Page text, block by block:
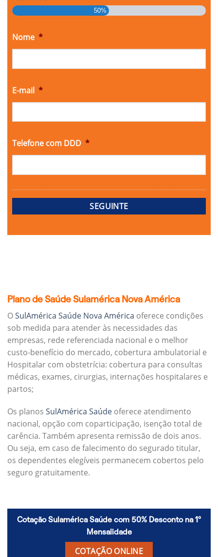
50%
Nome *
E-mail *
Telefone com DDD *
Plano de Saúde Sulamérica Nova América
OSulAmérica Saúde Nova América oferece condições
sob medida para atender às necessidades das
empresas, rede referenciada nacional e o melhor
custo-benefício do mercado, cobertura ambulatorial e
Hospitalar com obstetrícia: cobertura para consultas
médicas, exames, cirurgias, internações hospitalares e
partos;
Os planos SulAmérica Saúde oferece atendimento
nacional, opção com coparticipação, isenção total de
carência. Também apresenta remissão de dois anos.
Ou seja, em caso de falecimento do segurado titular,
os dependentes elegíveis permanecem cobertos pelo
seguro gratuitamente.
Cotação Sulamérica Saúde com 50% Desconto na 1º
Mensalidade
COTAÇÃO ONLINE